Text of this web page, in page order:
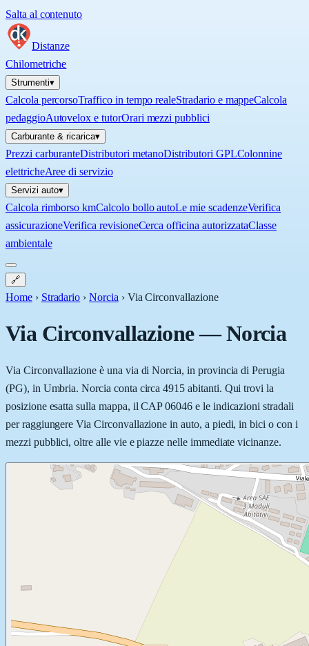
Salta al contenuto
Distanze
Chilometriche
Strumenti▾
Calcola percorsoTraffico in tempo realeStradario e mappeCalcola
pedaggioAutovelox e tutorOrari mezzi pubblici
Carburante & ricarica▾
Prezzi carburanteDistributori metanoDistributori GPLColonnine
elettricheAree di servizio
Servizi auto▾
Calcola rimborso kmCalcolo bollo autoLe mie scadenzeVerifica
assicurazioneVerifica revisioneCerca officina autorizzataClasse
ambientale
🔗
Home › Stradario › Norcia › Via Circonvallazione
Via Circonvallazione—Norcia
Via Circonvallazione è una via di Norcia, in provincia di Perugia
(PG), in Umbria. Norcia conta circa 4915 abitanti. Qui trovi la
posizione esatta sulla mappa, il CAP 06046 e le indicazioni stradali
per raggiungere Via Circonvallazione in auto, a piedi, in bici o con i
mezzi pubblici, oltre alle vie e piazze nelle immediate vicinanze.